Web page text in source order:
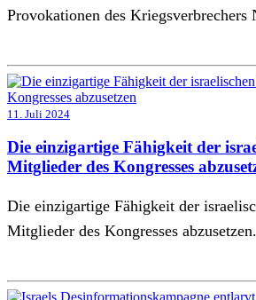
Provokationen des Kriegsverbrechers
11. Juli 2024
Die einzigartige Fähigkeit der
Mitglieder des Kongresses
Die einzigartige Fähigkeit der
Mitglieder des Kongresses abzusetzen.